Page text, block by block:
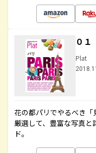
０
Plat
花の都パリでやるべき
厳選して、豊富な写真と
ド。